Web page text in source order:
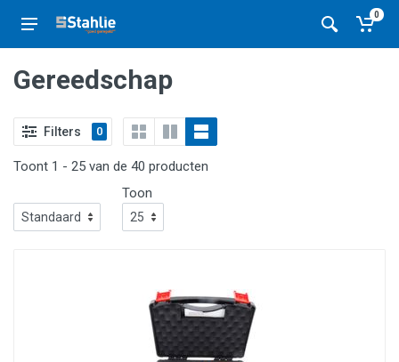
0
Gereedschap
Filters 0
Toont 1 - 25 van de 40 producten
Toon